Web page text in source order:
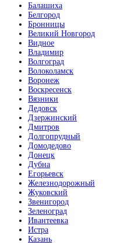
Балашиха
Белгород
Бронницы
Великий Новгород
Видное
Владимир
Волгоград
Волоколамск
Воронеж
Воскресенск
Вязники
Дедовск
Дзержинский
Дмитров
Долгопрудный
Домодедово
Донецк
Дубна
Егорьевск
Железнодорожный
Жуковский
Звенигород
Зеленоград
Ивантеевка
Истра
Казань